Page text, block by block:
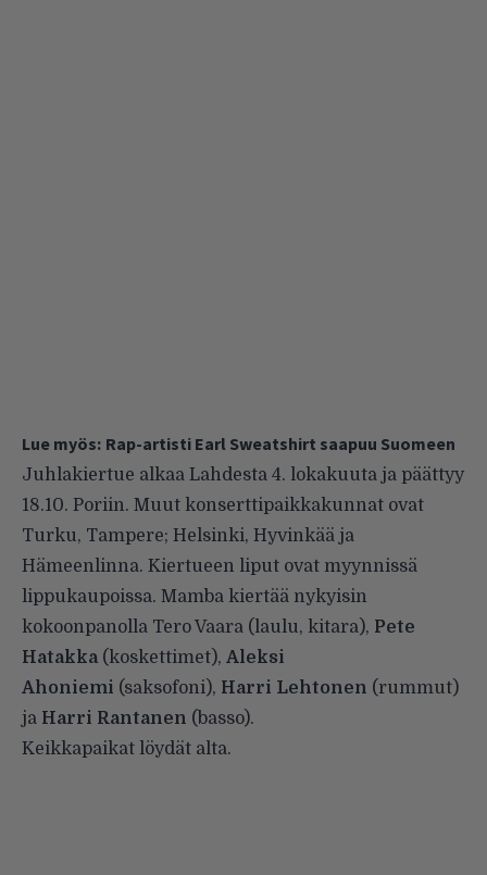
Lue myös: Rap-artisti Earl Sweatshirt saapuu Suomeen
Juhlakiertue alkaa Lahdesta 4. lokakuuta ja päättyy
18.10. Poriin. Muut konserttipaikkakunnat ovat
Turku, Tampere; Helsinki, Hyvinkää ja
Hämeenlinna. Kiertueen liput ovat myynnissä
lippukaupoissa. Mamba kiertää nykyisin
kokoonpanolla Tero Vaara (laulu, kitara), Pete
Hatakka(koskettimet), Aleksi
Ahoniemi (saksofoni), Harri Lehtonen (rummut)
ja Harri Rantanen (basso).
Keikkapaikat löydät alta.